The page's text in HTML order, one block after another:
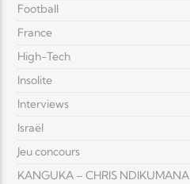
Football
France
High-Tech
Insolite
Interviews
Israël
Jeu concours
KANGUKA – CHRIS NDIKUMANA